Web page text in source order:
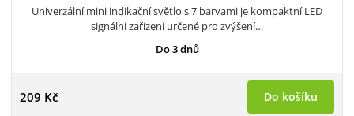
Univerzální mini indikační světlo s 7 barvami je kompaktní LED
signální zařízení určené pro zvýšení…
Do 3 dnů
209 Kč Do košíku